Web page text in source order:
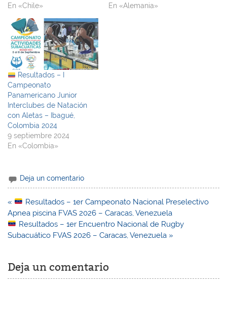
En «Chile»
En «Alemania»
Resultados – I
Campeonato
Panamericano Junior
Interclubes de Natación
con Aletas – Ibagué,
Colombia 2024
9 septiembre 2024
En «Colombia»
Deja un comentario
Navegación
de
entradas
«
Resultados – 1er Campeonato Nacional Preselectivo
Apnea piscina FVAS 2026 – Caracas, Venezuela
Resultados – 1er Encuentro Nacional de Rugby
Subacuático FVAS 2026 – Caracas, Venezuela »
Deja un comentario